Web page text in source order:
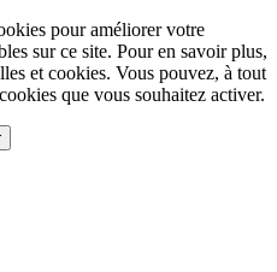
pour améliorer votre
sur ce site. Pour en savoir plus,
et cookies. Vous pouvez, à tout
que vous souhaitez activer.